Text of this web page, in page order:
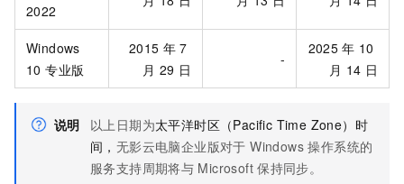
2022
Windows
10 专业版
2015 年 7
月 29 日
-
2025 年 10
月 14 日
说明 以上日期为太平洋时区（Pacific Time Zone）时
间， 无影云电脑企业版对于 Windows 操作系统的
服务支持周期将与 Microsoft 保持同步。